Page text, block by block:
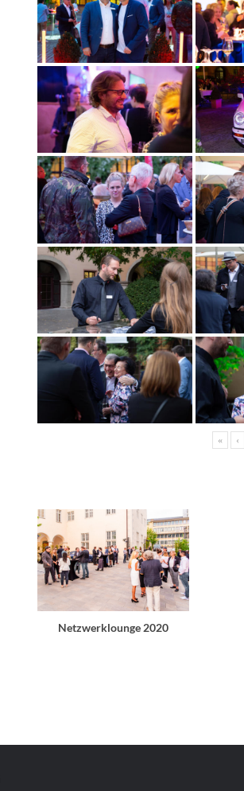
« ‹
Netzwerklounge 2020